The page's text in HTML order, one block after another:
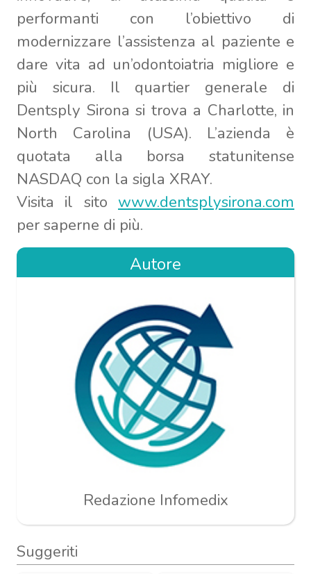
performanti con l’obiettivo di
modernizzare l’assistenza al paziente e
dare vita ad un’odontoiatria migliore e
più sicura. Il quartier generale di
Dentsply Sirona si trova a Charlotte, in
North Carolina (USA). L’azienda è
quotata alla borsa statunitense
NASDAQ con la sigla XRAY.
Visita il sito www.dentsplysirona.com
per saperne di più.
Autore
Redazione Infomedix
Suggeriti